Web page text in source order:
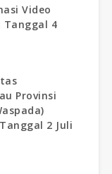
Video
Tanggal 4
Provinsi
2 Juli